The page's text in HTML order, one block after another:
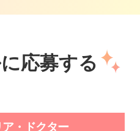
応募する
ア・ドクター